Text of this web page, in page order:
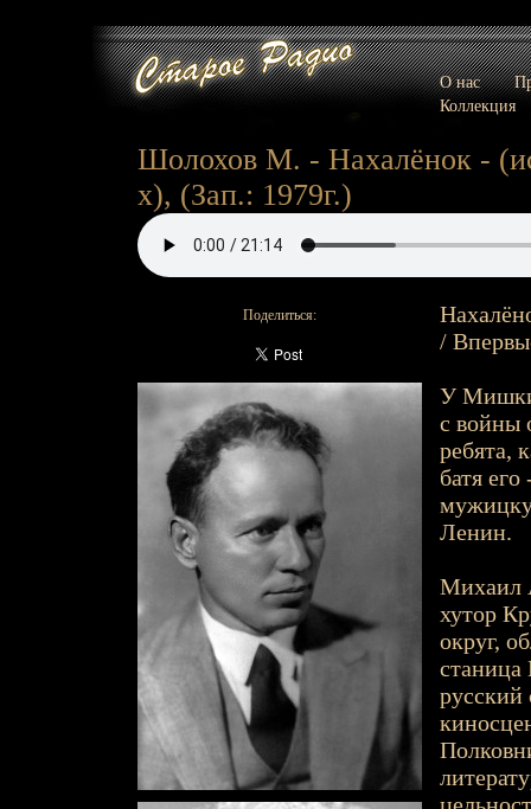
О нас
Коллекция
Шолохов М. - Нахалёнок -
х), (Зап.: 1979г.)
Поделиться:
/
У Мишки,
с войны
ребята,
батя
Ленин.
Михаил
хутор
округ,
станица
русский